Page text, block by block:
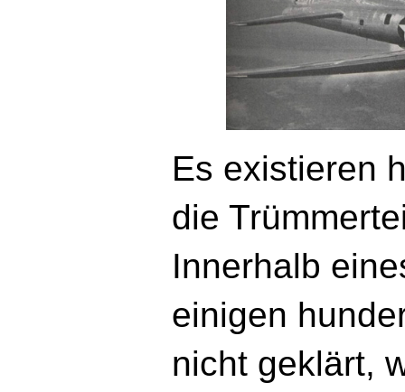
Es existieren
die
Innerhalb
einigen
nicht geklärt,